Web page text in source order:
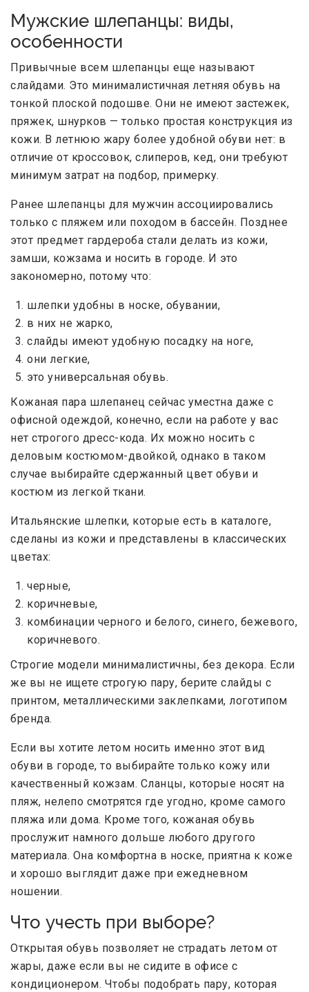
Мужские шлепанцы: виды,
особенности
Привычные всем шлепанцы еще называют
слайдами. Это минималистичная летняя обувь на
тонкой плоской подошве. Они не имеют застежек,
пряжек, шнурков — только простая конструкция из
кожи. В летнюю жару более удобной обуви нет: в
отличие от кроссовок, слиперов, кед, они требуют
минимум затрат на подбор, примерку.
Ранее шлепанцы для мужчин ассоциировались
только с пляжем или походом в бассейн. Позднее
этот предмет гардероба стали делать из кожи,
замши, кожзама и носить в городе. И это
закономерно, потому что:
шлепки удобны в носке, обувании,
в них не жарко,
слайды имеют удобную посадку на ноге,
они легкие,
это универсальная обувь.
Кожаная пара шлепанец сейчас уместна даже с
офисной одеждой, конечно, если на работе у вас
нет строгого дресс-кода. Их можно носить с
деловым костюмом-двойкой, однако в таком
случае выбирайте сдержанный цвет обуви и
костюм из легкой ткани.
Итальянские шлепки, которые есть в каталоге,
сделаны из кожи и представлены в классических
цветах:
черные,
коричневые,
комбинации черного и белого, синего, бежевого,
коричневого.
Строгие модели минималистичны, без декора. Если
же вы не ищете строгую пару, берите слайды с
принтом, металлическими заклепками, логотипом
бренда.
Если вы хотите летом носить именно этот вид
обуви в городе, то выбирайте только кожу или
качественный кожзам. Сланцы, которые носят на
пляж, нелепо смотрятся где угодно, кроме самого
пляжа или дома. Кроме того, кожаная обувь
прослужит намного дольше любого другого
материала. Она комфортна в носке, приятна к коже
и хорошо выглядит даже при ежедневном
ношении.
Что учесть при выборе?
Открытая обувь позволяет не страдать летом от
жары, даже если вы не сидите в офисе с
кондиционером. Чтобы подобрать пару, которая